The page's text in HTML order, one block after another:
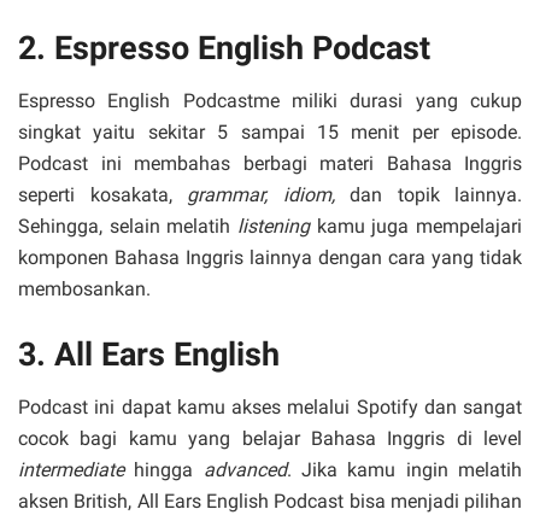
2. Espresso English Podcast
Espresso English Podcastme miliki durasi yang cukup
singkat yaitu sekitar 5 sampai 15 menit per episode.
Podcast ini membahas berbagi materi Bahasa Inggris
seperti kosakata, grammar, idiom,dan topik lainnya.
Sehingga, selain melatih listeningkamu juga mempelajari
komponen Bahasa Inggris lainnya dengan cara yang tidak
membosankan.
3. All Ears English
Podcast ini dapat kamu akses melalui Spotify dan sangat
cocok bagi kamu yang belajar Bahasa Inggris di level
intermediatehingga advanced. Jika kamu ingin melatih
aksen British, All Ears English Podcast bisa menjadi pilihan